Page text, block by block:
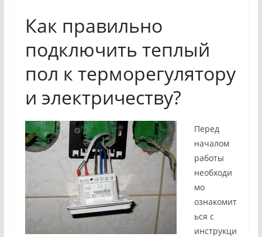
Как правильно
подключить теплый
пол к терморегулятору
и электричеству?
Перед
началом
работы
необходи
мо
ознакомит
ься с
инструкци